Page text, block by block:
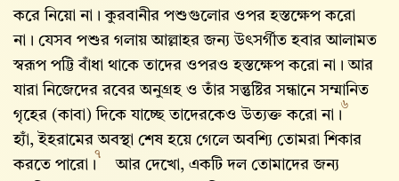
করে নিয়ো না। কুরবানীর পশুগুলোর ওপর হস্তক্ষেপ করো
না। যেসব পশুর গলায় আল্লাহর জন্য উৎসর্গীত হবার আলামত
স্বরূপ পট্টি বাঁধা থাকে তাদের ওপরও হস্তক্ষেপ করো না। আর
যারা নিজেদের রবের অনুগ্রহ ও তাঁর সন্তুষ্টির সন্ধানে সম্মানিত
গৃহের (কাবা) দিকে যাচ্ছে তাদেরকেও উত্যক্ত করো না।
৬
হ্যাঁ, ইহরামের অবস্থা শেষ হয়ে গেলে অবশ্যি তোমরা শিকার
করতে পারো।
৭
আর দেখো, একটি দল তোমাদের জন্য